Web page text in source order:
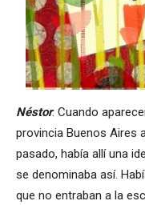
Néstor: Cuando
provincia Buenos Aires
pasado, había allí una
se denominaba así.
que no entraban a la